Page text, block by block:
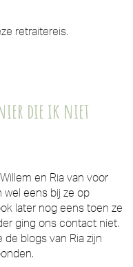
retraitereis.
die ik niet
en Ria van voor
wel eens bij ze op
later nog eens toen ze
ging ons contact niet.
blogs van Ria zijn